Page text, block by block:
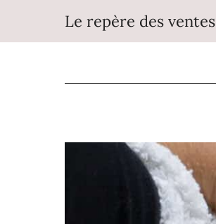
contenu
Le repère des ventes